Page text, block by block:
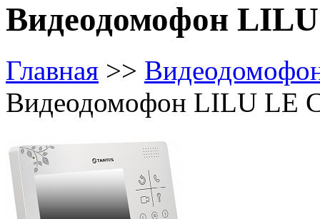
Видеодомофон
Главная >>
Видеодомофон LILU LE